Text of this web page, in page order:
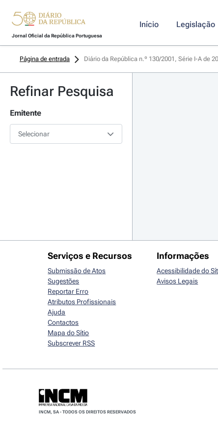
Jornal Oficial da República Portuguesa
Início Legislação
Página de entrada Diário da República n.º 130/2001, Série I-A de
Refinar Pesquisa
Emitente
Selecionar
Serviços e Recursos
Submissão de Atos
Sugestões
Reportar Erro
Atributos Profissionais
Ajuda
Contactos
Mapa do Sítio
Subscrever RSS
Informações
Acessibilidade do
Avisos Legais
INCM, SA - TODOS OS DIREITOS RESERVADOS